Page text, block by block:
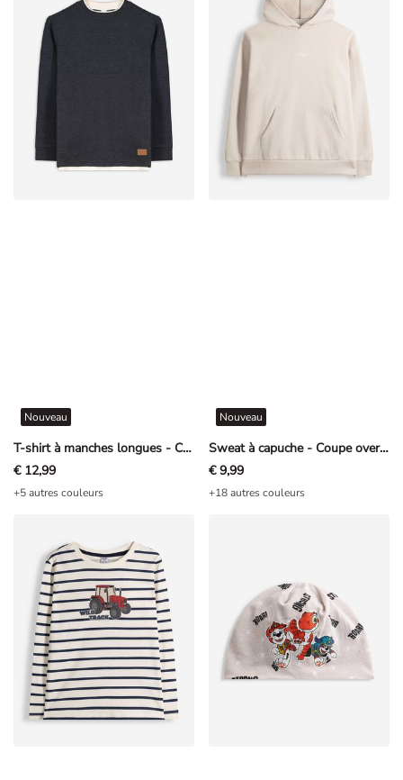
T-shirt à manches longues - Coupe oversize - gris foncé
Nouveau
€ 12,99
+5 autres couleurs
Sweat à capuche - Coupe oversize - gris clair
Nouveau
€ 9,99
+18 autres couleurs